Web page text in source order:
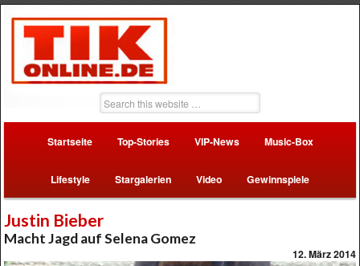
Startseite Top-Stories VIP-News Music-Box
Lifestyle Stargalerien Video Gewinnspiele
Justin Bieber
Macht Jagd auf Selena Gomez
12. März 2014